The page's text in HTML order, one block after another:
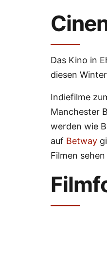
Das Kino in
diesen
Indiefilme
Manchester
werden wie
auf Betway
Filmen